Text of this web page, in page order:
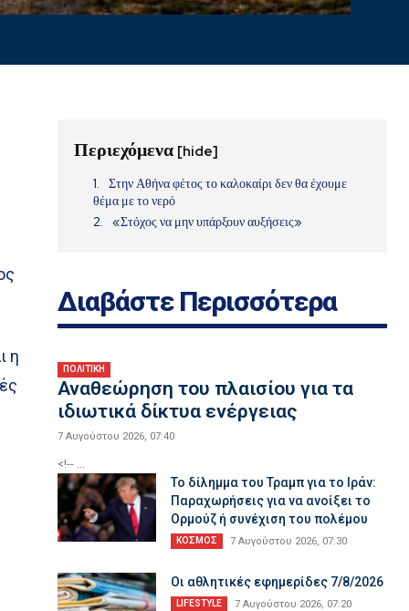
η
Περιεχόμενα [hide]
Στην Αθήνα φέτος το καλοκαίρι δεν θα έχουμε
θέμα με το νερό
«Στόχος να μην υπάρξουν αυξήσεις»
Διαβάστε Περισσότερα
ΠΟΛΙΤΙΚΗ
Αναθεώρηση του πλαισίου για τα
ιδιωτικά δίκτυα ενέργειας
7 Αυγούστου 2026, 07:40
<!-- ...
Το δίλημμα του Τραμπ για το Ιράν:
Παραχωρήσεις για να ανοίξει το
Ορμούζ ή συνέχιση του πολέμου
ΚΟΣΜΟΣ 7 Αυγούστου 2026, 07:30
Οι αθλητικές εφημερίδες 7/8/2026
LIFESTYLE 7 Αυγούστου 2026, 07:20